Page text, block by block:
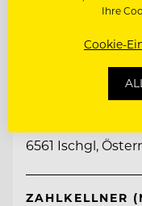
Hotel Post
6561 Ischgl,
ZAHLKELLNER
Ihre
Cookie-